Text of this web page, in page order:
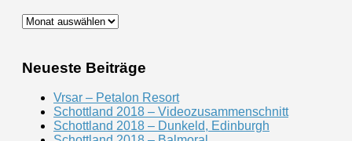
Archiv
Neueste Beiträge
Vrsar – Petalon Resort
Schottland 2018 – Videozusammenschnitt
Schottland 2018 – Dunkeld, Edinburgh